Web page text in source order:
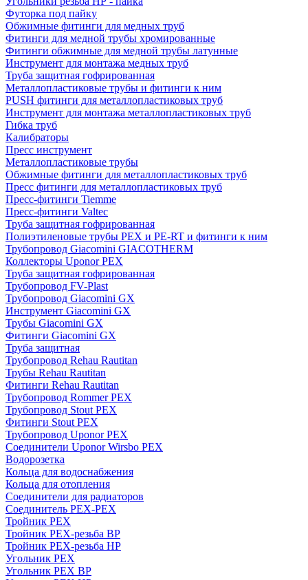
Футорка под пайку
Обжимные фитинги для медных труб
Фитинги для медной трубы хромированные
Фитинги обжимные для медной трубы латунные
Инструмент для монтажа медных труб
Труба защитная гофрированная
Металлопластиковые трубы и фитинги к ним
PUSH фитинги для металлопластиковых труб
Инструмент для монтажа металлопластиковых труб
Гибка труб
Калибраторы
Пресс инструмент
Металлопластиковые трубы
Обжимные фитинги для металлопластиковых труб
Пресс фитинги для металлопластиковых труб
Пресс-фитинги Tiemme
Пресс-фитинги Valtec
Труба защитная гофрированная
Полиэтиленовые трубы PEX и PE-RT и фитинги к ним
Трубопровод Giacomini GIACOTHERM
Коллекторы Uponor PEX
Труба защитная гофрированная
Трубопровод FV-Plast
Трубопровод Giacomini GX
Инструмент Giacomini GX
Трубы Giacomini GX
Фитинги Giacomini GX
Труба защитная
Трубопровод Rehau Rautitan
Трубы Rehau Rautitan
Фитинги Rehau Rautitan
Трубопровод Rommer PEX
Трубопровод Stout PEX
Фитинги Stout PEX
Трубопровод Uponor PEX
Соединители Uponor Wirsbo PEX
Водорозетка
Кольца для водоснабжения
Кольца для отопления
Соединители для радиаторов
Соединитель PEX-PEX
Тройник PEX
Тройник PEX-резьба ВР
Тройник PEX-резьба НР
Угольник PEX
Угольник PEX ВР